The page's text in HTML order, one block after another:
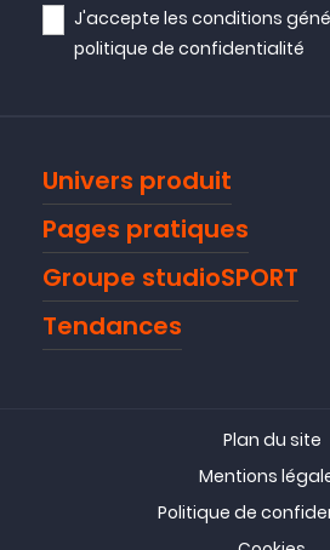
J'accepte lesconditions
politique de confidentialité
Univers produit
Pages pratiques
Groupe studioSPORT
Tendances
Plan du site
Mentions
Politique de